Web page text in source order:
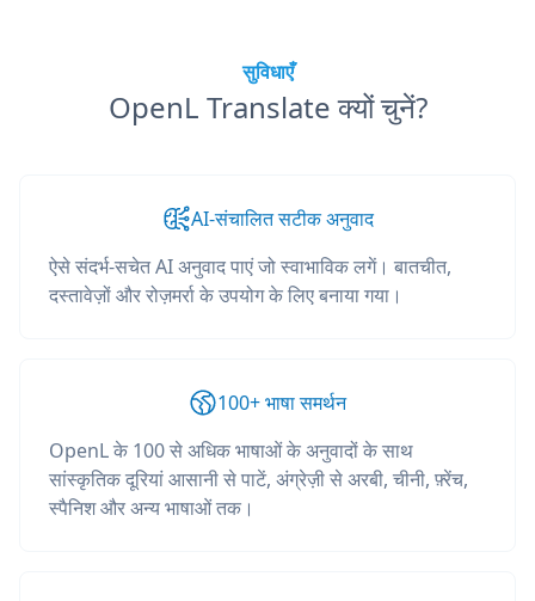
सुविधाएँ
OpenL Translate क्यों चुनें?
AI-संचालित सटीक अनुवाद
ऐसे संदर्भ-सचेत AI अनुवाद पाएं जो स्वाभाविक लगें। बातचीत,
दस्तावेज़ों और रोज़मर्रा के उपयोग के लिए बनाया गया।
100+ भाषा समर्थन
OpenL के 100 से अधिक भाषाओं के अनुवादों के साथ
सांस्कृतिक दूरियां आसानी से पाटें, अंग्रेज़ी से अरबी, चीनी, फ़्रेंच,
स्पैनिश और अन्य भाषाओं तक।